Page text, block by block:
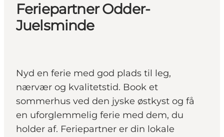
Det sker
Køb billet
Feriepartner Odder-
Juelsminde
Nyd en ferie med god plads til leg,
nærvær og kvalitetstid. Book et
sommerhus ved den jyske østkyst og få
en uforglemmelig ferie med dem, du
holder af. Feriepartner er din lokale